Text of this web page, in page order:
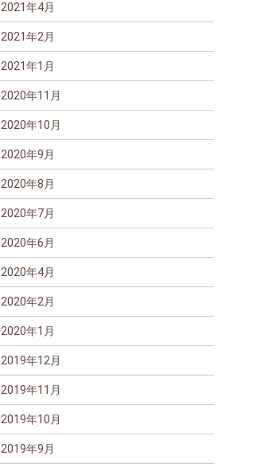
2021年4月
2021年2月
2021年1月
2020年11月
2020年10月
2020年9月
2020年8月
2020年7月
2020年6月
2020年4月
2020年2月
2020年1月
2019年12月
2019年11月
2019年10月
2019年9月